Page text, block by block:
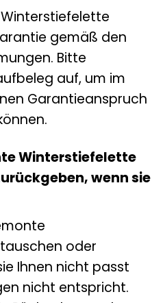
gemäß den
Bitte
auf, um im
Garantieanspruch
Winterstiefelette
wenn sie
oder
Ihnen nicht passt
nicht entspricht.